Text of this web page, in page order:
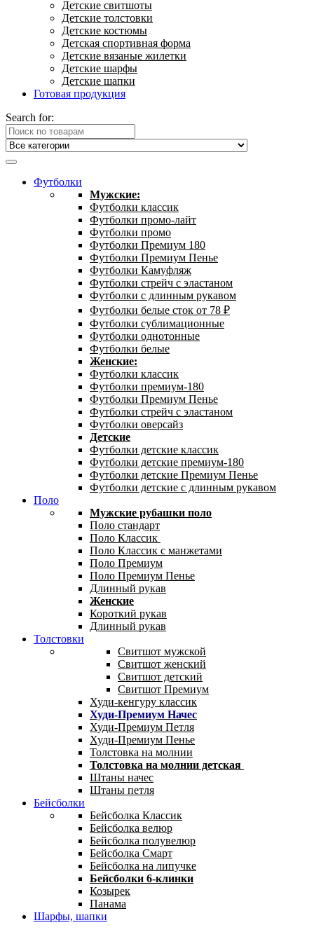
Детские свитшоты
Детские толстовки
Детские костюмы
Детская спортивная форма
Детские вязаные жилетки
Детские шарфы
Детские шапки
Готовая продукция
Search for:
Футболки
Мужские:
Футболки классик
Футболки промо-лайт
Футболки промо
Футболки Премиум 180
Футболки Премиум Пенье
Футболки Камуфляж
Футболки стрейч с эластаном
Футболки с длинным рукавом
Футболки белые сток от 78 ₽
Футболки сублимационные
Футболки однотонные
Футболки белые
Женские:
Футболки классик
Футболки премиум-180
Футболки Премиум Пенье
Футболки стрейч с эластаном
Футболки оверсайз
Детские
Футболки детские классик
Футболки детские премиум-180
Футболки детские Премиум Пенье
Футболки детские с длинным рукавом
Поло
Мужские рубашки поло
Поло стандарт
Поло Классик
Поло Классик с манжетами
Поло Премиум
Поло Премиум Пенье
Длинный рукав
Женские
Короткий рукав
Длинный рукав
Толстовки
Свитшот мужской
Свитшот женский
Свитшот детский
Свитшот Премиум
Худи-кенгуру классик
Худи-Премиум Начес
Худи-Премиум Петля
Худи-Премиум Пенье
Толстовка на молнии
Толстовка на молнии детская
Штаны начес
Штаны петля
Бейсболки
Бейсболка Классик
Бейсболка велюр
Бейсболка полувелюр
Бейсболка Смарт
Бейсболка на липучке
Бейсболки 6-клинки
Козырек
Панама
Шарфы, шапки